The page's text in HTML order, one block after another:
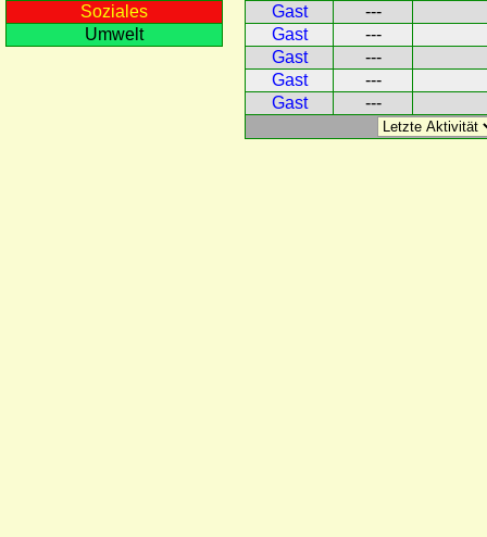
Soziales
Umwelt
Gast
---
Gast
---
Gast
---
Gast
---
Gast
---